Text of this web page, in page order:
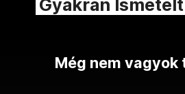
Gyakran
Még nem vagyok